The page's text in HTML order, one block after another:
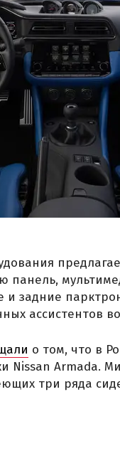
задние
ассистентов
о том, что в
Nissan Armada.
три ряда